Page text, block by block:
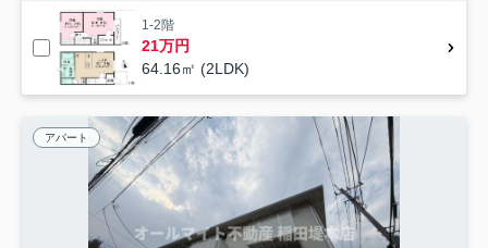
1-2階
21万円
64.16㎡ (2LDK)
アパート